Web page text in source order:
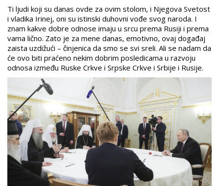
Ti ljudi koji su danas ovde za ovim stolom, i Njegova Svetost
i vladika Irinej, oni su istinski duhovni vođe svog naroda. I
znam kakve dobre odnose imaju u srcu prema Rusiji i prema
vama lično. Zato je za mene danas, emotivno, ovaj događaj
zaista uzdižući – činjenica da smo se svi sreli. Ali se nadam da
će ovo biti praćeno nekim dobrim posledicama u razvoju
odnosa između Ruske Crkve i Srpske Crkve i Srbije i Rusije.